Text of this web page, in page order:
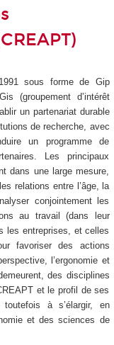
sous forme de Gip
(groupement d’intérêt
un partenariat durable
de recherche, avec
un programme de
Les principaux
dans une large mesure,
relations entre l’âge, la
conjointement les
au travail (dans leur
les entreprises, et celles
favoriser des actions
l’ergonomie et
des disciplines
et le profil de ses
à s’élargir, en
et des sciences de